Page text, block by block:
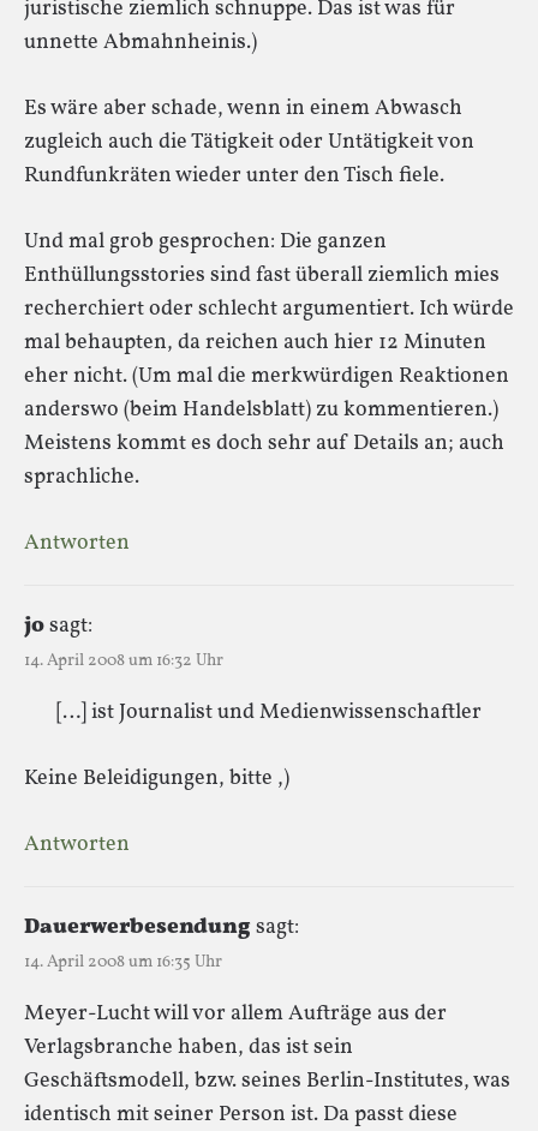
juristische ziemlich schnuppe. Das ist was für
unnette Abmahnheinis.)
Es wäre aber schade, wenn in einem Abwasch
zugleich auch die Tätigkeit oder Untätigkeit von
Rundfunkräten wieder unter den Tisch fiele.
Und mal grob gesprochen: Die ganzen
Enthüllungsstories sind fast überall ziemlich mies
recherchiert oder schlecht argumentiert. Ich würde
mal behaupten, da reichen auch hier 12 Minuten
eher nicht. (Um mal die merkwürdigen Reaktionen
anderswo (beim Handelsblatt) zu kommentieren.)
Meistens kommt es doch sehr auf Details an; auch
sprachliche.
Antworten
josagt:
14. April 2008 um 16:32 Uhr
[…] ist Journalist und Medienwissenschaftler
Keine Beleidigungen, bitte ,)
Antworten
Dauerwerbesendungsagt:
14. April 2008 um 16:35 Uhr
Meyer-Lucht will vor allem Aufträge aus der
Verlagsbranche haben, das ist sein
Geschäftsmodell, bzw. seines Berlin-Institutes, was
identisch mit seiner Person ist. Da passt diese